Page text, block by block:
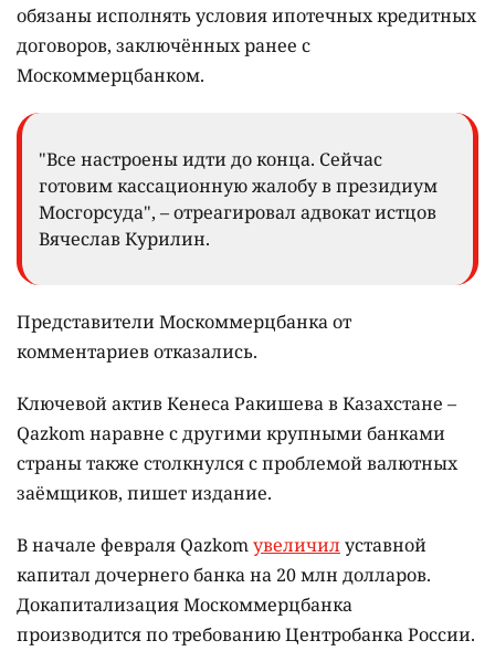
обязаны исполнять условия ипотечных кредитных
договоров, заключённых ранее с
Москоммерцбанком.
"Все настроены идти до конца. Сейчас
готовим кассационную жалобу в президиум
Мосгорсуда", – отреагировал адвокат истцов
Вячеслав Курилин.
Представители Москоммерцбанка от
комментариев отказались.
Ключевой актив Кенеса Ракишева в Казахстане –
Qazkom наравне с другими крупными банками
страны также столкнулся с проблемой валютных
заёмщиков, пишет издание.
В начале февраля Qazkomувеличилуставной
капитал дочернего банка на 20 млн долларов.
Докапитализация Москоммерцбанка
производится по требованию Центробанка России.